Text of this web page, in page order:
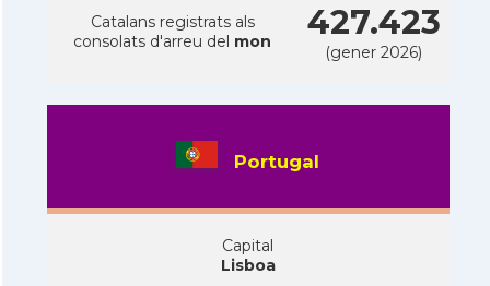
Catalans registrats als
consolats d'arreu del mon 427.423
(gener 2026)
Portugal
Capital
Lisboa